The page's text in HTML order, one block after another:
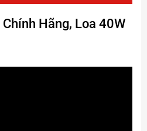
Chính Hãng, Loa 40W